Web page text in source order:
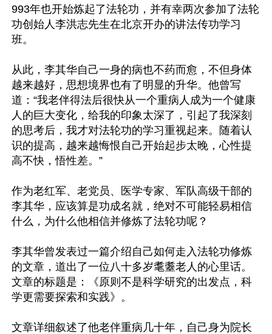
993年也开始炼起了法轮功，并有幸两次参加了法轮
功创始人李洪志先生在北京开办的讲法传功学习
班。
从此，李其华自己一身的病也不药而愈，不但身体
越来越好，思想境界也有了明显的升华。他曾写
道：“我老伴得法后很快从一个重病人成为一个健康
人的巨大变化，给我的印象太深了，引起了我深刻
的思考后，我才对法轮功的学习重视起来。随着认
识的提高，越来越悔恨自己开始起步太晚，心性提
高不快，悟性差。”
作为老红军、老党员、医学专家、军队高级干部的
李其华，应该算是功成名就，绝对不可能轻易相信
什么，为什么他相信并修炼了法轮功呢？
李其华曾发表过一篇介绍自己如何走入法轮功修炼
的文章，道出了一位八十多岁耄耋老人的心里话。
文章的标题是：《原则不是科学研究的出发点，科
学更需要探索和实践》。
文章详细叙述了他老伴重病几十年，自己身为院长